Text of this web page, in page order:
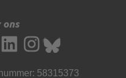
ons
58315373